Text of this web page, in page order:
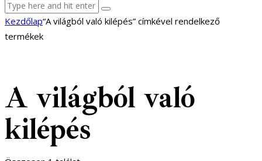
Kezdőlap“A világból való kilépés” címkével rendelkező
termékek
A világból való
kilépés